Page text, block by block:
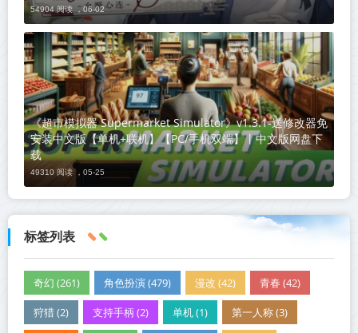
54904 阅读 ， 06-02
《超市模拟器 Supermarket Simulator》v1.3.1-送修改器免
安装中文版【单机+联机】【PC/手机双端】丨中文版网盘下
载
49310 阅读 ， 05-25
标签列表
奇幻 (261) 角色扮演 (479) 漫改 (42) 青春 (42)
狩猎 (2) 支持手柄 (2) 单机 (1) 第一人称 (3)